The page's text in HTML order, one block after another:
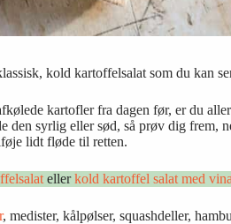
kold kartoffelsalat som du kan
kartofler fra dagen før, er du
syrlig eller sød, så prøv dig frem,
lidt fløde til retten.
ellerkold kartoffel salat med
, medister, kålpølser, squashdeller,